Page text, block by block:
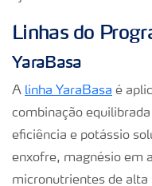
Linhas do
YaraBasa
A linha YaraBasa é
combinação
eficiência e potássio
enxofre, magnésio em
micronutrientes de